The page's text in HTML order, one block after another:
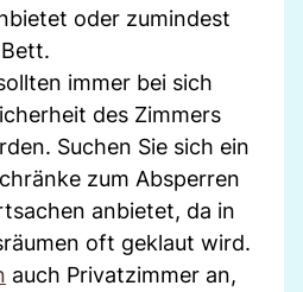
oder zumindest
immer bei sich
des Zimmers
Suchen Sie sich ein
zum Absperren
anbietet, da in
oft geklaut wird.
auch Privatzimmer an,